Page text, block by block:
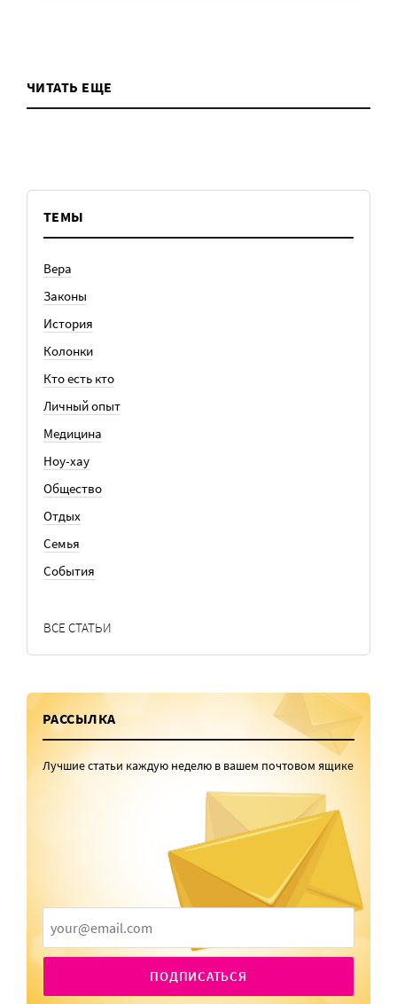
ЧИТАТЬ ЕЩЕ
ТЕМЫ
Вера
Законы
История
Колонки
Кто есть кто
Личный опыт
Медицина
Ноу-хау
Общество
Отдых
Семья
События
ВСЕ СТАТЬИ
РАССЫЛКА
Лучшие статьи каждую неделю в вашем почтовом ящике
ПОДПИСАТЬСЯ